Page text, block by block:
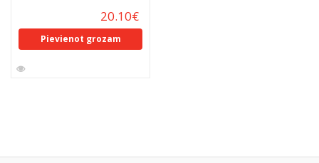
20.10€
Pievienot grozam